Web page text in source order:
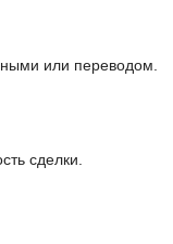
или переводом.
сделки.